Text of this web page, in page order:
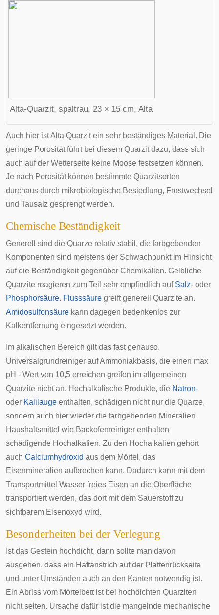
Alta-Quarzit, spaltrau, 23 × 15 cm, Alta
Auch hier ist Alta Quarzit ein sehr beständiges Material. Die
geringe Porosität führt bei diesem Quarzit dazu, dass sich
auch auf der Wetterseite keine Moose festsetzen können.
Je nach Porosität können bestimmte Quarzitsorten
durchaus durch mikrobiologische Besiedlung, Frostwechsel
und Tausalz gesprengt werden.
Chemische Beständigkeit
Generell sind die Quarze relativ stabil, die farbgebenden
Komponenten sind meistens der Schwachpunkt im Hinsicht
auf die Beständigkeit gegenüber Chemikalien. Gelbliche
Quarzite reagieren zum Teil sehr empfindlich auf Salz- oder
Phosphorsäure. Flusssäure greift generell Quarzite an.
Amidosulfonsäure kann dagegen bedenkenlos zur
Kalkentfernung eingesetzt werden.
Im alkalischen Bereich gilt das fast genauso.
Universalgrundreiniger auf Ammoniakbasis, die einen max
pH - Wert von 10,5 erreichen greifen im allgemeinen
Quarzite nicht an. Hochalkalische Produkte, die Natron-
oder Kalilauge enthalten, schädigen nicht nur die Quarze,
sondern auch hier wieder die farbgebenden Mineralien.
Haushaltsmittel wie Backofenreiniger enthalten
schädigende Hochalkalien. Zu den Hochalkalien gehört
auch Calciumhydroxid aus dem Mörtel, das
Eisenmineralien aufbrechen kann. Dadurch kann mit dem
Transportmittel Wasser freies Eisen an die Oberfläche
transportiert werden, das dort mit dem Sauerstoff zu
sichtbarem Eisenoxyd wird.
Besonderheiten bei der Verlegung
Ist das Gestein hochdicht, dann sollte man davon
ausgehen, dass ein Haftanstrich auf der Plattenrückseite
und unter Umständen auch an den Kanten notwendig ist.
Ein Abriss vom Mörtelbett ist bei hochdichten Quarziten
nicht selten. Ursache dafür ist die mangelnde mechanische